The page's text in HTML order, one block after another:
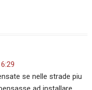
se nelle strade piu